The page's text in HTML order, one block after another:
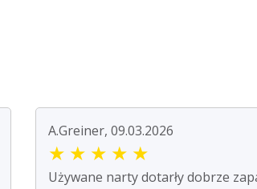
A.Greiner, 09.03.2026
★ ★ ★ ★ ★
Używane narty dotarły dobrze